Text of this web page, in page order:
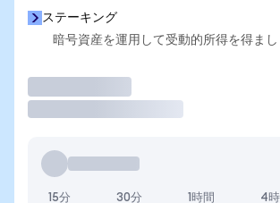
ステーキング
暗号資産を運用して受動的所得を得まし
15分 30分 1時間 4